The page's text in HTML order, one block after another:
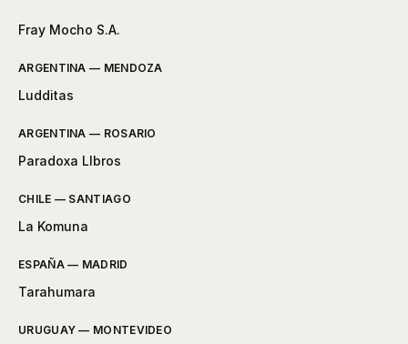
Fray Mocho S.A.
ARGENTINA — MENDOZA
Ludditas
ARGENTINA — ROSARIO
Paradoxa LIbros
CHILE — SANTIAGO
La Komuna
ESPAÑA — MADRID
Tarahumara
URUGUAY — MONTEVIDEO